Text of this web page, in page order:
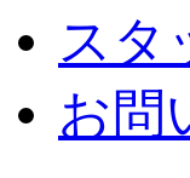
スタ
お問